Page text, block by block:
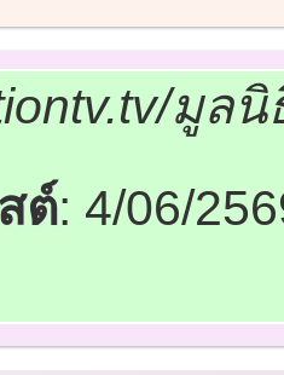
มูล
ต์: 4/06/